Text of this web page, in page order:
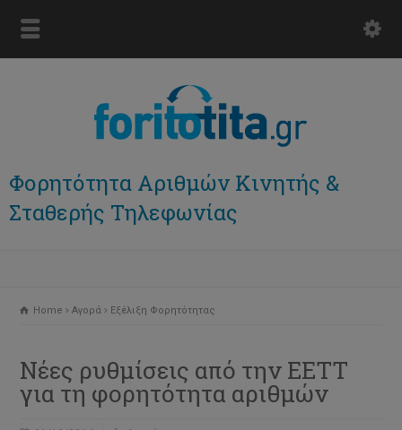
Φορητότητα Αριθμών Κινητής &
Σταθερής Τηλεφωνίας
Home Αγορά Εξέλιξη Φορητότητας
Νέες ρυθμίσεις από την ΕΕΤΤ
για τη φορητότητα αριθμών